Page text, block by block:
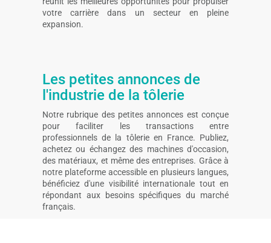
votre carrière dans un secteur en pleine
expansion.
Les petites annonces de
l'industrie de la tôlerie
Notre rubrique des petites annonces est conçue
pour faciliter les transactions entre
professionnels de la tôlerie en France. Publiez,
achetez ou échangez des machines d'occasion,
des matériaux, et même des entreprises. Grâce à
notre plateforme accessible en plusieurs langues,
bénéficiez d'une visibilité internationale tout en
répondant aux besoins spécifiques du marché
français.